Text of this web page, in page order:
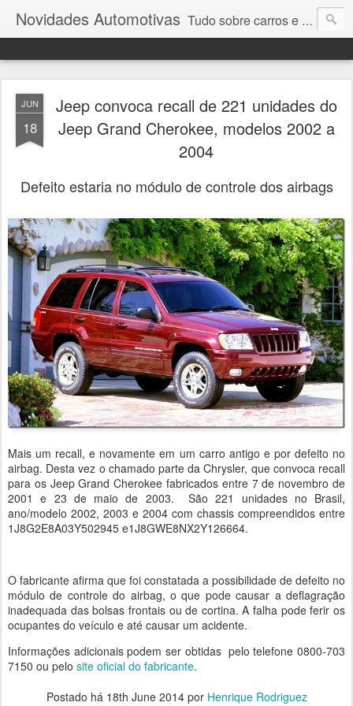
Novidades Automotivas Tudo sobre carros e motores
JUN
18
Jeep convoca recall de 221 unidades do
Jeep Grand Cherokee, modelos 2002 a
2004
Defeito estaria no módulo de controle dos airbags
Mais um recall, e novamente em um carro antigo e por defeito no
airbag. Desta vez o chamado parte da Chrysler, que convoca recall
para os Jeep Grand Cherokee fabricados entre 7 de novembro de
2001 e 23 de maio de 2003. São 221 unidades no Brasil,
ano/modelo 2002, 2003 e 2004 com chassis compreendidos entre
1J8G2E8A03Y502945 e1J8GWE8NX2Y126664.
O fabricante afirma que foi constatada a possibilidade de defeito no
módulo de controle do airbag, o que pode causar a deflagração
inadequada das bolsas frontais ou de cortina. A falha pode ferir os
ocupantes do veículo e até causar um acidente.
Informações adicionais podem ser obtidas pelo telefone 0800-703
7150 ou pelo site oficial do fabricante.
Postado há 18th June 2014por Henrique Rodriguez